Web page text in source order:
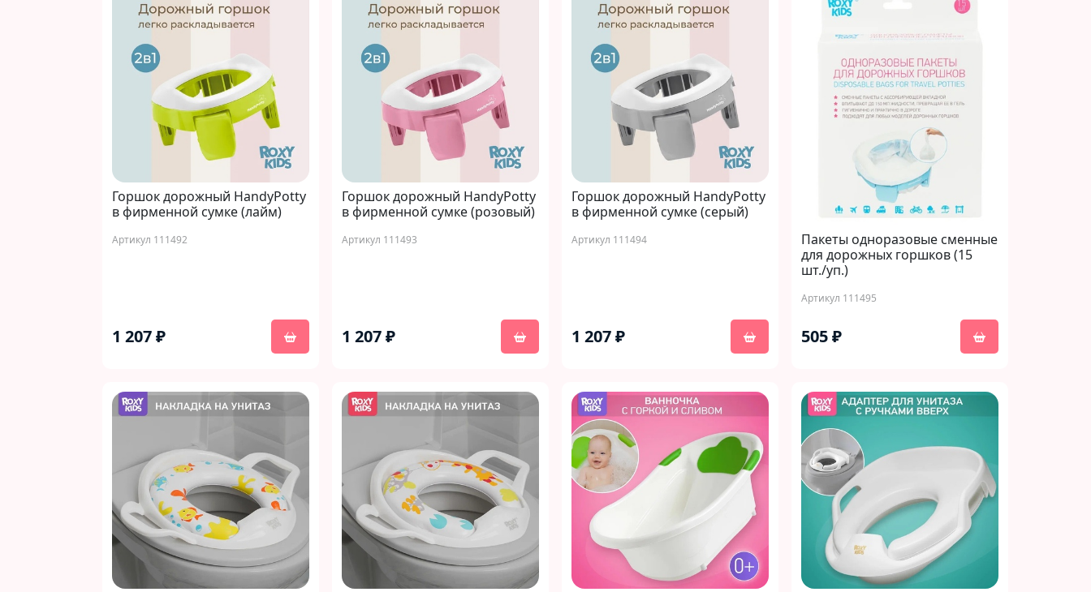
Горшок дорожный HandyPotty
в фирменной сумке (лайм)
Артикул 111492
1 207 ₽
Горшок дорожный HandyPotty
в фирменной сумке (розовый)
Артикул 111493
1 207 ₽
Горшок дорожный HandyPotty
в фирменной сумке (серый)
Артикул 111494
1 207 ₽
Пакеты одноразовые сменные
для дорожных горшков (15
шт./уп.)
Артикул 111495
505 ₽